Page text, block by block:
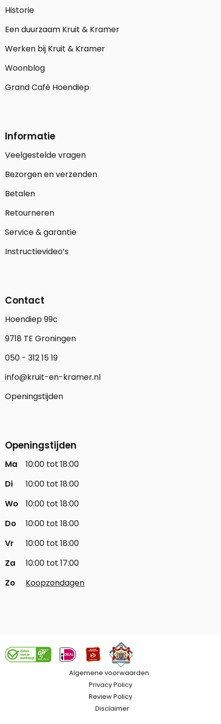
Historie
Een duurzaam Kruit & Kramer
Werken bij Kruit & Kramer
Woonblog
Grand Café Hoendiep
Informatie
Veelgestelde vragen
Bezorgen en verzenden
Betalen
Retourneren
Service & garantie
Instructievideo’s
Contact
Hoendiep 99c
9718 TE Groningen
050 - 312 15 19
info@kruit-en-kramer.nl
Openingstijden
Openingstijden
Ma
10:00 tot 18:00
Di
10:00 tot 18:00
Wo
10:00 tot 18:00
Do
10:00 tot 18:00
Vr
10:00 tot 18:00
Za
10:00 tot 17:00
Zo
Koopzondagen
Algemene voorwaarden
Privacy Policy
Review Policy
Disclaimer